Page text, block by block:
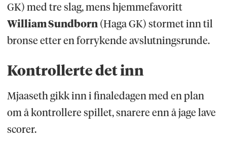
GK) med tre slag, mens hjemmefavoritt
William Sundborn(Haga GK) stormet inn til
bronse etter en forrykende avslutningsrunde.
Kontrollerte det inn
Mjaaseth gikk inn i finaledagen med en plan
om å kontrollere spillet, snarere enn å jage lave
scorer.